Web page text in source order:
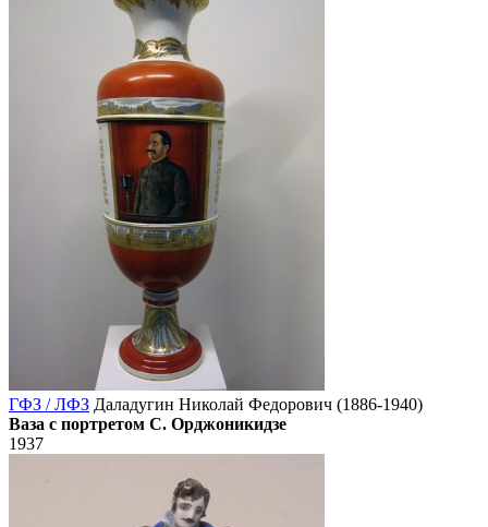
ГФЗ / ЛФЗ Даладугин Николай Федорович (1886-1940)
Ваза с портретом С. Орджоникидзе
1937